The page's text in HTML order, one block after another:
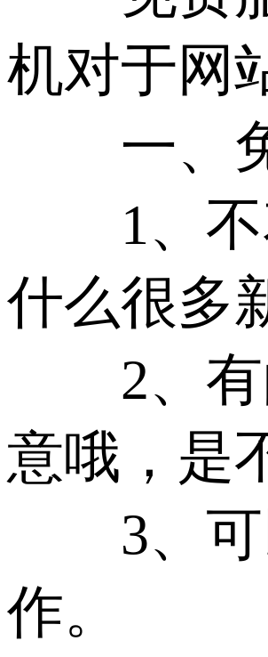
机对于网
一、免
1、不
什么很多
2、有
意哦，是
3、可
作。